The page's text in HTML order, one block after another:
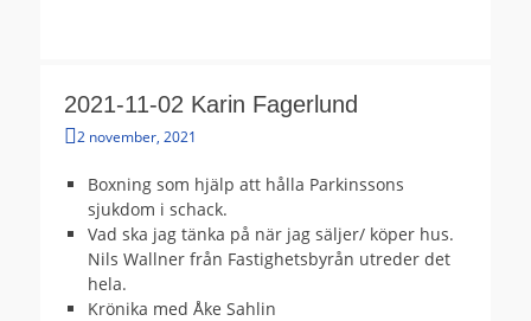
2021-11-02 Karin Fagerlund
Publicerat
2 november, 2021
Boxning som hjälp att hålla Parkinssons
sjukdom i schack.
Vad ska jag tänka på när jag säljer/ köper hus.
Nils Wallner från Fastighetsbyrån utreder det
hela.
Krönika med Åke Sahlin